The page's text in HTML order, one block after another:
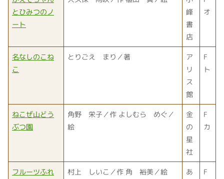
とひみつのノ
ート
峰
書
店
オ
名なしのこね
こ
とりごえ まり／著
ア
リ
ス
館
F
ト
ねこぜ山どう
ぶつ園
角野 栄子／作 よしむら めぐ／
絵
金
の
星
社
F
カ
フルーツふれ
村上 しいこ／作 角 裕美／絵
あ
F